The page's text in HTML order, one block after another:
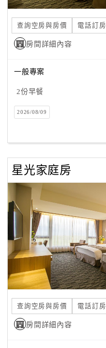
合
作
提
案
店
作
商
合
作
旅
伴
計
劃
商
品
宣
傳
查詢空房與房價 電話訂房
房間詳細內容
一般專案
2份早餐
2026/08/09
星光家庭房
查詢空房與房價 電話訂房
房間詳細內容